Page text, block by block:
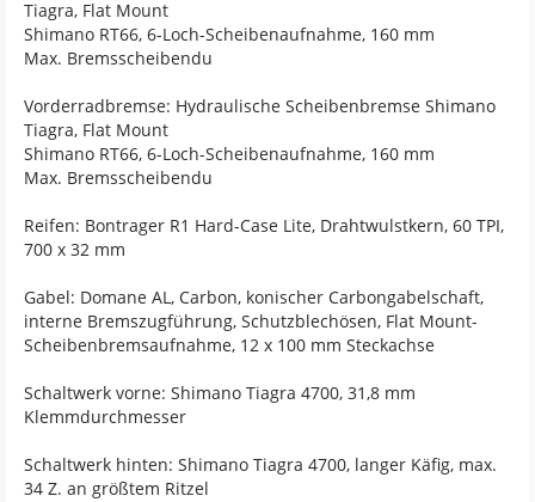
Tiagra, Flat Mount
Shimano RT66, 6-Loch-Scheibenaufnahme, 160 mm
Max. Bremsscheibendu
Vorderradbremse: Hydraulische Scheibenbremse Shimano
Tiagra, Flat Mount
Shimano RT66, 6-Loch-Scheibenaufnahme, 160 mm
Max. Bremsscheibendu
Reifen: Bontrager R1 Hard-Case Lite, Drahtwulstkern, 60 TPI,
700 x 32 mm
Gabel: Domane AL, Carbon, konischer Carbongabelschaft,
interne Bremszugführung, Schutzblechösen, Flat Mount-
Scheibenbremsaufnahme, 12 x 100 mm Steckachse
Schaltwerk vorne: Shimano Tiagra 4700, 31,8 mm
Klemmdurchmesser
Schaltwerk hinten: Shimano Tiagra 4700, langer Käfig, max.
34 Z. an größtem Ritzel